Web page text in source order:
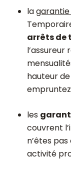
lagarantie
arrêts de
hauteur
empruntez
les
couvrent
n’êtes
activité